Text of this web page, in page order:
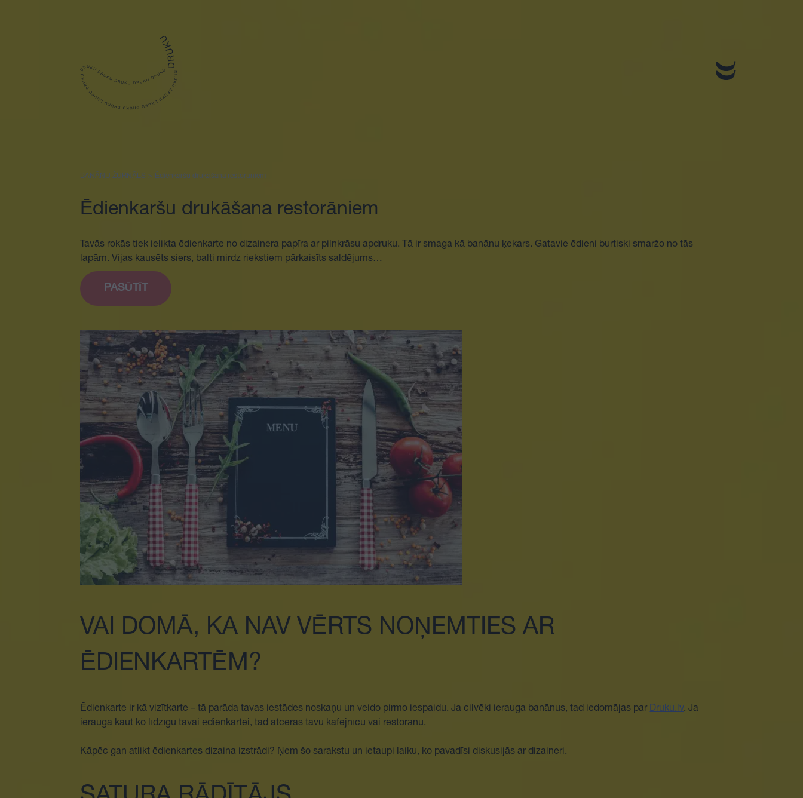
BANĀNU ŽURNĀLS > Ēdienkaršu drukāšana restorāniem
Ēdienkaršu drukāšana restorāniem
Tavās rokās tiek ielikta ēdienkarte no dizainera papīra ar pilnkrāsu apdruku. Tā ir smaga kā banānu ķekars. Gatavie ēdieni burtiski smaržo no tās
lapām. Vijas kausēts siers, balti mirdz riekstiem pārkaisīts saldējums…
PASŪTĪT
VAI DOMĀ, KA NAV VĒRTS NOŅEMTIES AR
ĒDIENKARTĒM?
Ēdienkarte ir kā vizītkarte – tā parāda tavas iestādes noskaņu un veido pirmo iespaidu. Ja cilvēki ierauga banānus, tad iedomājas parDruku.lv. Ja
ierauga kaut ko līdzīgu tavai ēdienkartei, tad atceras tavu kafejnīcu vai restorānu.
Kāpēc gan atlikt ēdienkartes dizaina izstrādi? Ņem šo sarakstu un ietaupi laiku, ko pavadīsi diskusijās ar dizaineri.